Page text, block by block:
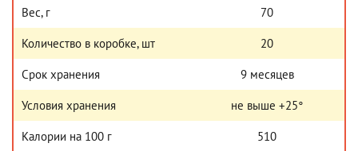
Вес, г 70
Количество в коробке, шт 20
Срок хранения 9 месяцев
Условия хранения не выше +25°
Калории на 100 г 510